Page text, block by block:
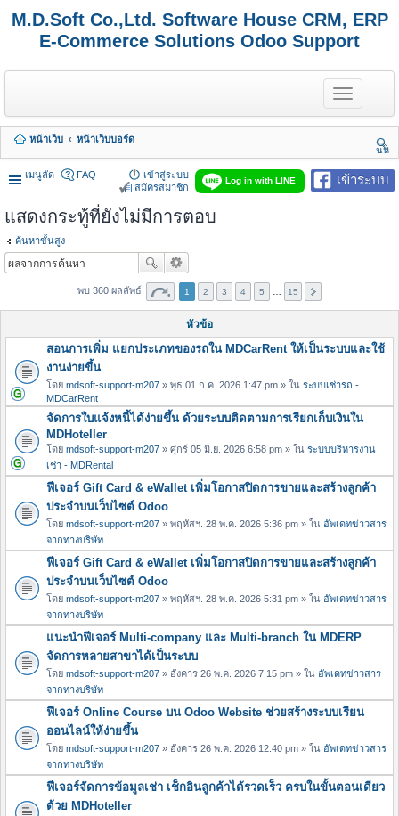
M.D.Soft Co.,Ltd. Software House CRM, ERP
E-Commerce Solutions Odoo Support
T
o
g
e
n
a
หน้าเว็บ
หน้าเว็บบอร์ด
นห
า
เมนูลัด
เข้าระบบ
Log in with LINE
FAQ
เข้าสู่ระบบ
สมัครสมาชิก
แสดงกระทู้ที่ยังไม่มีการตอบ
ค้นหาขั้นสูง
พบ 360 ผลลัพธ์ 1 2 3 4 5 15
หัวข้อ
สอนการเพิ่ม แยกประเภทของรถใน MDCarRent ให้เป็นระบบและใช้
งานง่ายขึ้น
โดย mdsoft-support-m207 » พุธ 01 ก.ค. 2026 1:47 pm » ใน ระบบเช่ารถ -
MDCarRent
จัดการใบแจ้งหนี้ได้ง่ายขึ้น ด้วยระบบติดตามการเรียกเก็บเงินใน
MDHoteller
โดย mdsoft-support-m207 » ศุกร์ 05 มิ.ย. 2026 6:58 pm » ใน ระบบบริหารงาน
เช่า - MDRental
ฟีเจอร์ Gift Card & eWallet เพิ่มโอกาสปิดการขายและสร้างลูกค้า
ประจำบนเว็บไซต์ Odoo
โดย mdsoft-support-m207 » พฤหัสฯ. 28 พ.ค. 2026 5:36 pm » ใน อัพเดทข่าวสาร
จากทางบริษัท
ฟีเจอร์ Gift Card & eWallet เพิ่มโอกาสปิดการขายและสร้างลูกค้า
ประจำบนเว็บไซต์ Odoo
โดย mdsoft-support-m207 » พฤหัสฯ. 28 พ.ค. 2026 5:31 pm » ใน อัพเดทข่าวสาร
จากทางบริษัท
แนะนำฟีเจอร์ Multi-company และ Multi-branch ใน MDERP
จัดการหลายสาขาได้เป็นระบบ
โดย mdsoft-support-m207 » อังคาร 26 พ.ค. 2026 7:15 pm » ใน อัพเดทข่าวสาร
จากทางบริษัท
ฟีเจอร์ Online Course บน Odoo Website ช่วยสร้างระบบเรียน
ออนไลน์ให้ง่ายขึ้น
โดย mdsoft-support-m207 » อังคาร 26 พ.ค. 2026 12:40 pm » ใน อัพเดทข่าวสาร
จากทางบริษัท
ฟีเจอร์จัดการข้อมูลเช่า เช็กอินลูกค้าได้รวดเร็ว ครบในขั้นตอนเดียว
ด้วย MDHoteller